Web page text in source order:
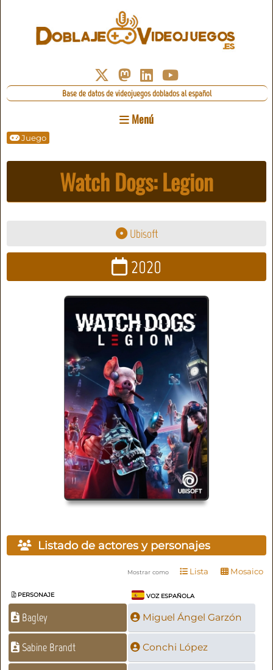
Base de datos de videojuegos doblados al español
Menú
Juego
Watch Dogs: Legion
Ubisoft
2020
Listado de actores y personajes
Mostrar como Lista Mosaico
PERSONAJE VOZ ESPAÑOLA
Bagley Miguel Ángel Garzón
Sabine Brandt Conchi López